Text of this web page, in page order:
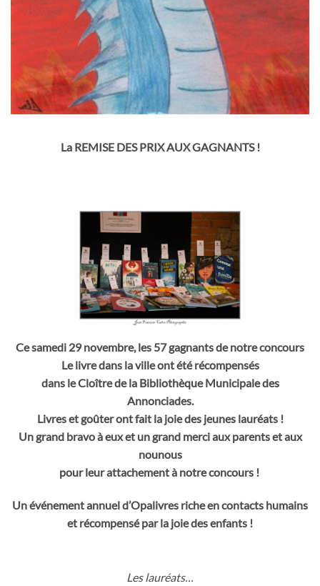
La REMISE DES PRIX AUX GAGNANTS !
Ce samedi 29 novembre, les 57 gagnants de notre concours
Le livre dans la ville ont été récompensés
dans le Cloître de la Bibliothèque Municipale des
Annonciades.
Livres et goûter ont fait la joie des jeunes lauréats !
Un grand bravo à eux et un grand merci aux parents et aux
nounous
pour leur attachement à notre concours !
Un événement annuel d’Opalivres riche en contacts humains
et récompensé par la joie des enfants !
Les lauréats…